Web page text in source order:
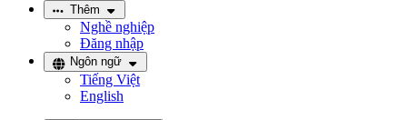
Thêm
Nghề nghiệp
Đăng nhập
Ngôn ngữ
Tiếng Việt
English